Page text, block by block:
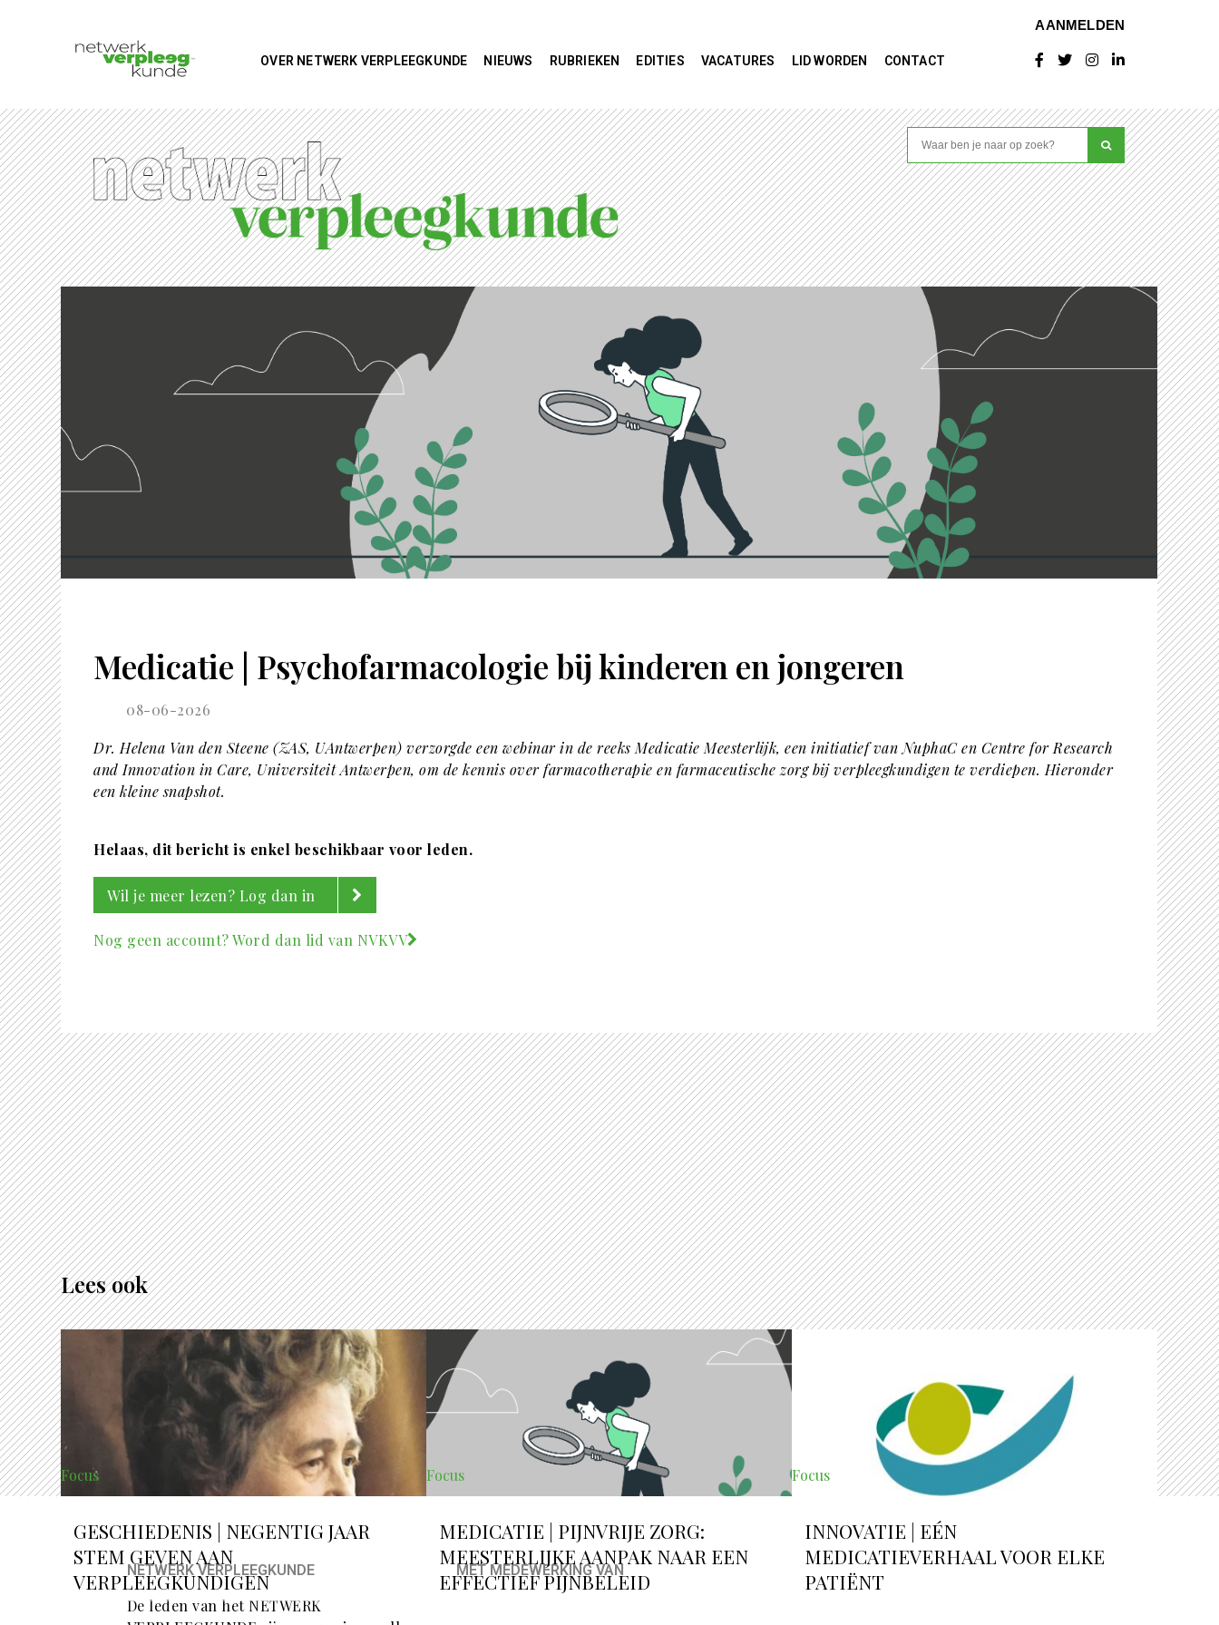
OVER NETWERK VERPLEEGKUNDE NIEUWS RUBRIEKEN EDITIES VACATURES LID WORDEN CONTACT
AANMELDEN
Medicatie | Psychofarmacologie bij kinderen en jongeren
08-06-2026
Dr. Helena Van den Steene (ZAS, UAntwerpen) verzorgde een webinar in de reeks Medicatie Meesterlijk, een initiatief van NuphaC en Centre for Research
and Innovation in Care, Universiteit Antwerpen, om de kennis over farmacotherapie en farmaceutische zorg bij verpleegkundigen te verdiepen. Hieronder
een kleine snapshot.
Helaas, dit bericht is enkel beschikbaar voor leden.
Wil je meer lezen? Log dan in
Nog geen account? Word dan lid van NVKVV
Lees ook
Focus
GESCHIEDENIS | NEGENTIG JAAR
STEM GEVEN AAN
VERPLEEGKUNDIGEN
Focus
MEDICATIE | PIJNVRIJE ZORG:
MEESTERLIJKE AANPAK NAAR EEN
EFFECTIEF PIJNBELEID
Focus
INNOVATIE | EÉN
MEDICATIEVERHAAL VOOR ELKE
PATIËNT
NETWERK VERPLEEGKUNDE
De leden van het NETWERK
MET MEDEWERKING VAN